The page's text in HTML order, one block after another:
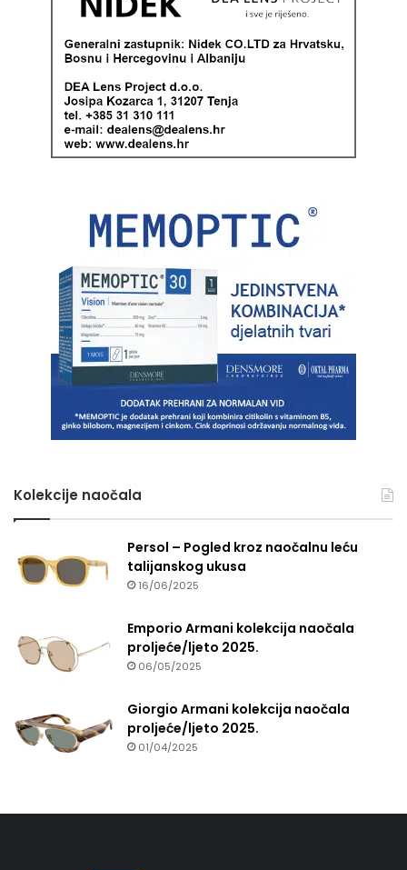
Kolekcije naočala
Persol – Pogled kroz naočalnu leću
talijanskog ukusa
16/06/2025
Emporio Armani kolekcija naočala
proljeće/ljeto 2025.
06/05/2025
Giorgio Armani kolekcija naočala
proljeće/ljeto 2025.
01/04/2025